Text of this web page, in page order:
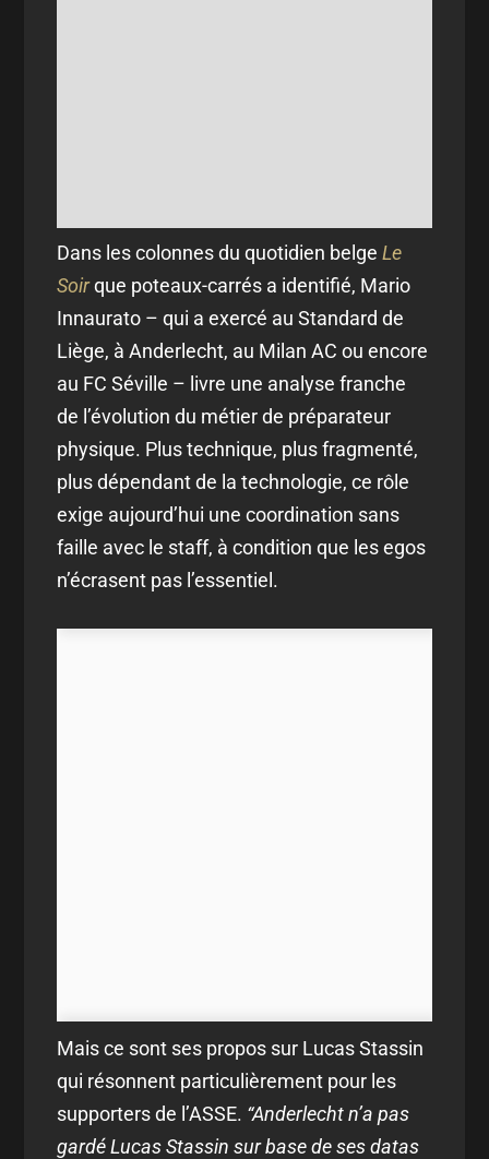
Dans les colonnes du quotidien belgeLe
Soirque poteaux-carrés a identifié, Mario
Innaurato – qui a exercé au Standard de
Liège, à Anderlecht, au Milan AC ou encore
au FC Séville – livre une analyse franche
de l’évolution du métier de préparateur
physique. Plus technique, plus fragmenté,
plus dépendant de la technologie, ce rôle
exige aujourd’hui une coordination sans
faille avec le staff, à condition que les egos
n’écrasent pas l’essentiel.
Mais ce sont ses propos sur Lucas Stassin
qui résonnent particulièrement pour les
supporters de l’ASSE. “Anderlecht n’a pas
gardé Lucas Stassin sur base de ses datas